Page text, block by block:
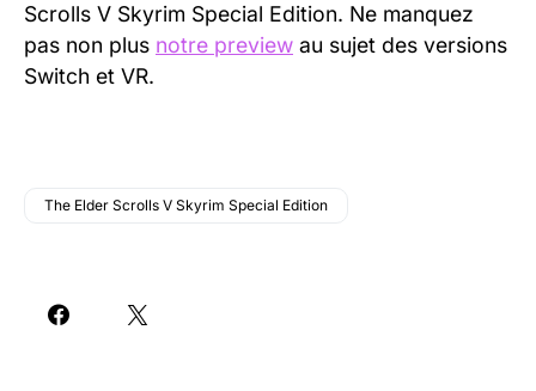
Scrolls V Skyrim Special Edition. Ne manquez
pas non plus notre preview au sujet des versions
Switch et VR.
The Elder Scrolls V Skyrim Special Edition